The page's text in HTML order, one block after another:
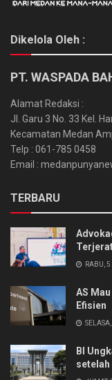
Dikelola Oleh :
PT. WASPADA
Alamat Redaksi :
Jl. Garu 3 No. 33 Kel.
Kecamatan Medan
Telp : 061-785 0458
Email :
TERBARU
RABU,
AS
Efisien
BI
setelah